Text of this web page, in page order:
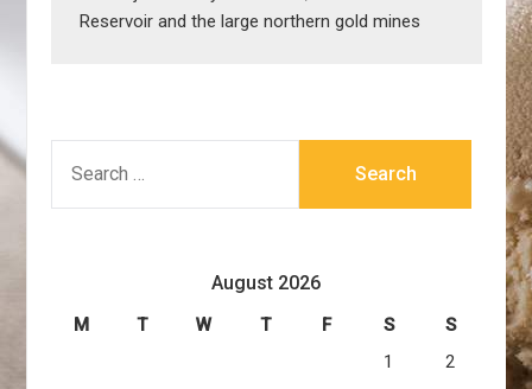
Reservoir and the large northern gold mines
FOR:
August 2026
M T W T F S
S
1
2